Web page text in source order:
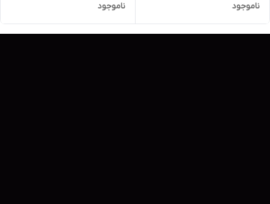
لیتر Bioaqua Vitamin C
Cream
ناموجود
میلی Bioaqua Vitamin C
Essence
ناموجود